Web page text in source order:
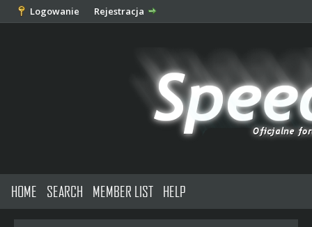
Logowanie Rejestracja
HOME SEARCH MEMBER LIST HELP